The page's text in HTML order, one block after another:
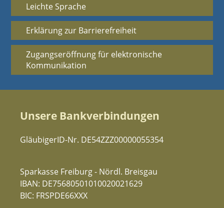
Leichte Sprache
Erklärung zur Barrierefreiheit
Zugangseröffnung für elektronische
Kommunikation
Unsere Bankverbindungen
GläubigerID-Nr. DE54ZZZ00000055354
Sparkasse Freiburg - Nördl. Breisgau
IBAN: DE75680501010020021629
BIC: FRSPDE66XXX